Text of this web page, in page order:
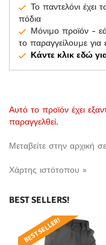
Το παντελόνι έχει
πόδια
Μόνιμο προϊόν -
το παραγγείλουμε
Κάντε κλικ εδώ
Αυτό το προϊόν έχει
παραγγελθεί.
Μεταβείτε στην αρχική
Χάρτης ιστότοπου »
BEST SELLERS!
BEST SELLER!